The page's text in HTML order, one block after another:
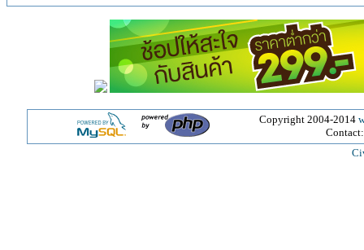
Copyright 2004-2014